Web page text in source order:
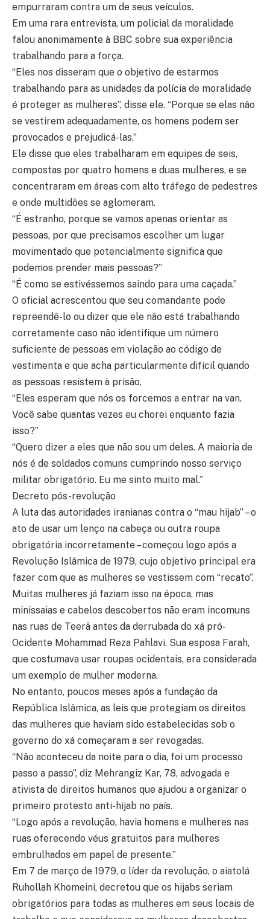
empurraram contra um de seus veículos.
Em uma rara entrevista, um policial da moralidade
falou anonimamente à BBC sobre sua experiência
trabalhando para a força.
“Eles nos disseram que o objetivo de estarmos
trabalhando para as unidades da polícia de moralidade
é proteger as mulheres”, disse ele. “Porque se elas não
se vestirem adequadamente, os homens podem ser
provocados e prejudicá-las.”
Ele disse que eles trabalharam em equipes de seis,
compostas por quatro homens e duas mulheres, e se
concentraram em áreas com alto tráfego de pedestres
e onde multidões se aglomeram.
“É estranho, porque se vamos apenas orientar as
pessoas, por que precisamos escolher um lugar
movimentado que potencialmente significa que
podemos prender mais pessoas?”
“É como se estivéssemos saindo para uma caçada.”
O oficial acrescentou que seu comandante pode
repreendê-lo ou dizer que ele não está trabalhando
corretamente caso não identifique um número
suficiente de pessoas em violação ao código de
vestimenta e que acha particularmente difícil quando
as pessoas resistem à prisão.
“Eles esperam que nós os forcemos a entrar na van.
Você sabe quantas vezes eu chorei enquanto fazia
isso?”
“Quero dizer a eles que não sou um deles. A maioria de
nós é de soldados comuns cumprindo nosso serviço
militar obrigatório. Eu me sinto muito mal.”
Decreto pós-revolução
A luta das autoridades iranianas contra o “mau hijab” – o
ato de usar um lenço na cabeça ou outra roupa
obrigatória incorretamente – começou logo após a
Revolução Islâmica de 1979, cujo objetivo principal era
fazer com que as mulheres se vestissem com “recato”.
Muitas mulheres já faziam isso na época, mas
minissaias e cabelos descobertos não eram incomuns
nas ruas de Teerã antes da derrubada do xá pró-
Ocidente Mohammad Reza Pahlavi. Sua esposa Farah,
que costumava usar roupas ocidentais, era considerada
um exemplo de mulher moderna.
No entanto, poucos meses após a fundação da
República Islâmica, as leis que protegiam os direitos
das mulheres que haviam sido estabelecidas sob o
governo do xá começaram a ser revogadas.
“Não aconteceu da noite para o dia, foi um processo
passo a passo”, diz Mehrangiz Kar, 78, advogada e
ativista de direitos humanos que ajudou a organizar o
primeiro protesto anti-hijab no país.
“Logo após a revolução, havia homens e mulheres nas
ruas oferecendo véus gratuitos para mulheres
embrulhados em papel de presente.”
Em 7 de março de 1979, o líder da revolução, o aiatolá
Ruhollah Khomeini, decretou que os hijabs seriam
obrigatórios para todas as mulheres em seus locais de